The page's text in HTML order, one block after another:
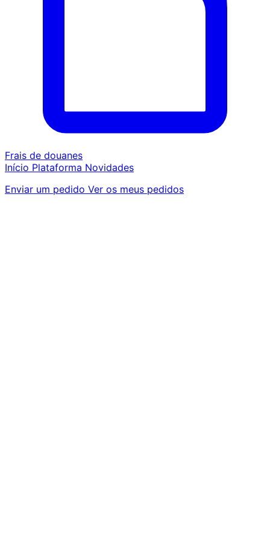
Frais de douanes
Início Plataforma Novidades
Enviar um pedido Ver os meus pedidos